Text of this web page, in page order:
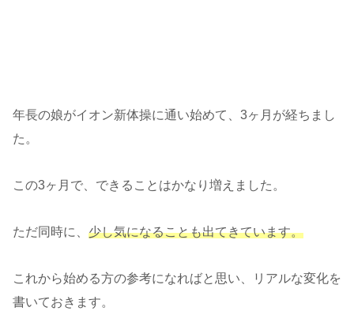
年長の娘がイオン新体操に通い始めて、3ヶ月が経ちまし
た。
この3ヶ月で、できることはかなり増えました。
ただ同時に、 少し気になることも出てきています。
これから始める方の参考になればと思い、リアルな変化を
書いておきます。